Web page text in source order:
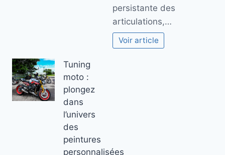
persistante des
articulations,…
Voir article
Tuning
moto :
plongez
dans
l’univers
des
peintures
personnalisées